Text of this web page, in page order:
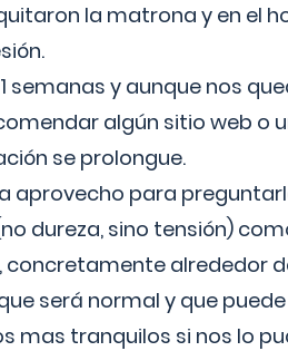
la matrona y en el
semanas y aunque nos
algún sitio web o
se prolongue.
aprovecho para
dureza, sino tensión)
concretamente alrededor
será normal y que
mas tranquilos si nos lo